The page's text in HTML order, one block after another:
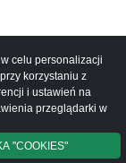
celu personalizacji
korzystaniu z
i ustawień na
przeglądarki w
"COOKIES"